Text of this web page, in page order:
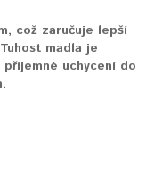
což zaručuje lepší
madla je
uchycení do